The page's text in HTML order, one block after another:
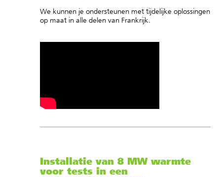
We kunnen je ondersteunen met tijdelijke oplossingen
op maat in alle delen van Frankrijk.
Installatie van 8 MW warmte
voor tests in een